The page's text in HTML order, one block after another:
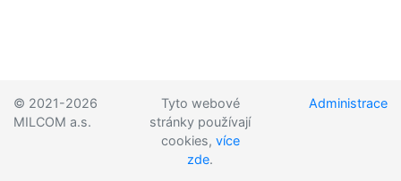
© 2021-2026
MILCOM a.s.
Tyto webové
stránky používají
cookies, více
zde.
Administrace